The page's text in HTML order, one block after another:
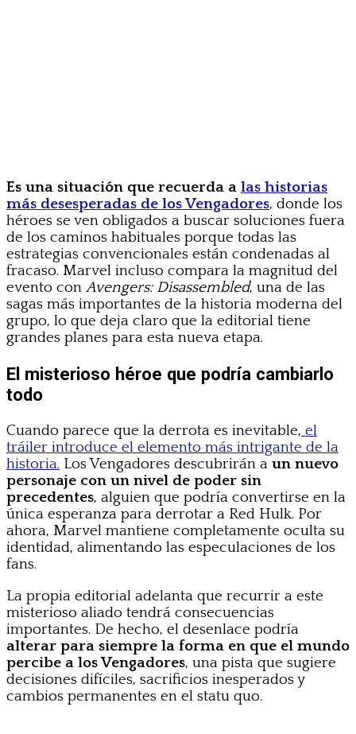
Es una situación que recuerda a las historias
más desesperadas de los Vengadores, donde los
héroes se ven obligados a buscar soluciones fuera
de los caminos habituales porque todas las
estrategias convencionales están condenadas al
fracaso. Marvel incluso compara la magnitud del
evento conAvengers: Disassembled, una de las
sagas más importantes de la historia moderna del
grupo, lo que deja claro que la editorial tiene
grandes planes para esta nueva etapa.
El misterioso héroe que podría cambiarlo
todo
Cuando parece que la derrota es inevitable, el
tráiler introduce el elemento más intrigante de la
historia. Los Vengadores descubrirán a un nuevo
personaje con un nivel de poder sin
precedentes, alguien que podría convertirse en la
única esperanza para derrotar a Red Hulk. Por
ahora, Marvel mantiene completamente oculta su
identidad, alimentando las especulaciones de los
fans.
La propia editorial adelanta que recurrir a este
misterioso aliado tendrá consecuencias
importantes. De hecho, el desenlace podría
alterar para siempre la forma en que el mundo
percibe a los Vengadores, una pista que sugiere
decisiones difíciles, sacrificios inesperados y
cambios permanentes en el statu quo.